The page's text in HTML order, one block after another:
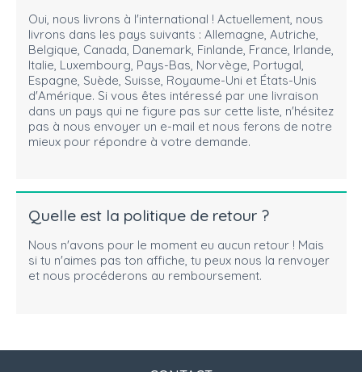
Oui, nous livrons à l'international ! Actuellement, nous
livrons dans les pays suivants : Allemagne, Autriche,
Belgique, Canada, Danemark, Finlande, France, Irlande,
Italie, Luxembourg, Pays-Bas, Norvège, Portugal,
Espagne, Suède, Suisse, Royaume-Uni et États-Unis
d'Amérique. Si vous êtes intéressé par une livraison
dans un pays qui ne figure pas sur cette liste, n'hésitez
pas à nous envoyer un e-mail et nous ferons de notre
mieux pour répondre à votre demande.
Quelle est la politique de retour ?
Nous n'avons pour le moment eu aucun retour ! Mais
si tu n'aimes pas ton affiche, tu peux nous la renvoyer
et nous procéderons au remboursement.